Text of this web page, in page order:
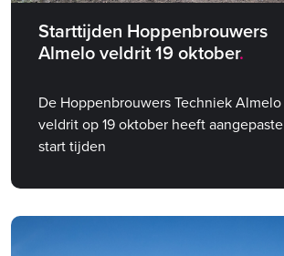
Starttijden Hoppenbrouwers
Almelo veldrit 19 oktober
De Hoppenbrouwers Techniek Almelo
veldrit op 19 oktober heeft aangepaste
start tijden